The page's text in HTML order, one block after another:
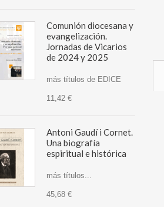
Comunión diocesana y
evangelización.
Jornadas de Vicarios
de 2024 y 2025
más títulos de EDICE
11,42 €
Antoni Gaudí i Cornet.
Una biografía
espiritual e histórica
más títulos...
45,68 €